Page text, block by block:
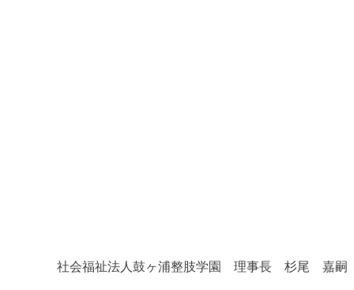
社会福祉法人鼓ヶ浦整肢学園 理事長 杉尾 嘉嗣